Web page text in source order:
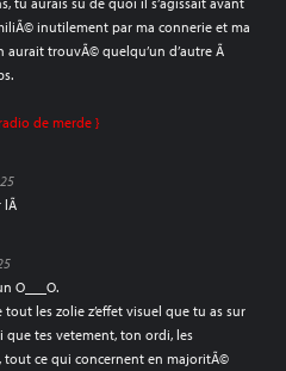
inutilement par ma connerie et ma
trouvÃ© quelqu’un d’autre Ã
de merde }
lÃ
O___O.
les zolie z’effet visuel que tu as sur
tes vetement, ton ordi, les
tout ce qui concernent en majoritÃ©